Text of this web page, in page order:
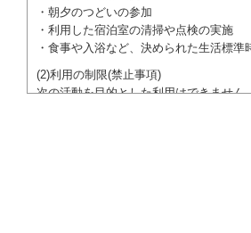
・朝夕のつどいの参加
・利用した宿泊室の清掃や点検の実施
・食事や入浴など、決められた生活標
(2)利用の制限(禁止事項)
次の活動を目的とした利用はできません
●特定の政党を支持、またはこれに反対
●特定の宗教を支持、またはこれに反
域での勧誘活動を行ったり、自らの団体